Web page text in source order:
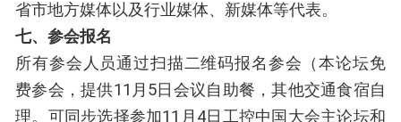
省市地方媒体以及行业媒体、新媒体等代表。
七、参会报名
所有参会人员通过扫描二维码报名参会（本论坛免
费参会，提供11月5日会议自助餐，其他交通食宿自
理。可同步选择参加11月4日工控中国大会主论坛和